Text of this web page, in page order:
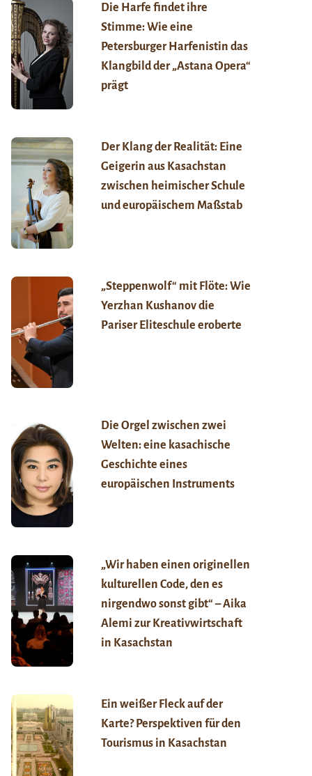
Die Harfe findet ihre
Stimme: Wie eine
Petersburger Harfenistin das
Klangbild der „Astana Opera“
prägt
Der Klang der Realität: Eine
Geigerin aus Kasachstan
zwischen heimischer Schule
und europäischem Maßstab
„Steppenwolf“ mit Flöte: Wie
Yerzhan Kushanov die
Pariser Eliteschule eroberte
Die Orgel zwischen zwei
Welten: eine kasachische
Geschichte eines
europäischen Instruments
„Wir haben einen originellen
kulturellen Code, den es
nirgendwo sonst gibt“ – Aika
Alemi zur Kreativwirtschaft
in Kasachstan
Ein weißer Fleck auf der
Karte? Perspektiven für den
Tourismus in Kasachstan